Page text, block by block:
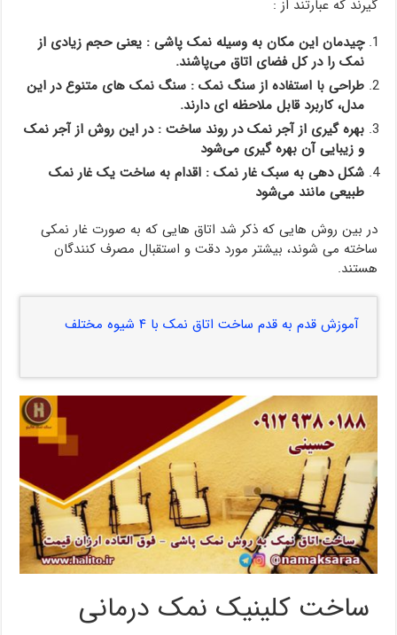
گیرند که عبارتند از :
چیدمان این مکان به وسیله نمک پاشی : یعنی حجم زیادی از
نمک را در کل فضای اتاق می‌پاشند.
طراحی با استفاده از سنگ نمک : سنگ نمک های متنوع در این
مدل، کاربرد قابل ملاحظه ای دارند.
بهره گیری از آجر نمک در روند ساخت : در این روش از آجر نمک
و زیبایی آن بهره گیری می‌شود
شکل دهی به سبک غار نمک : اقدام به ساخت یک غار نمک
طبیعی مانند می‌شود
در بین روش هایی که ذکر شد اتاق هایی که به صورت غار نمکی
ساخته می شوند، بیشتر مورد دقت و استقبال مصرف کنندگان
هستند.
آموزش قدم به قدم ساخت اتاق نمک با ۴ شیوه مختلف
ساخت کلینیک نمک درمانی